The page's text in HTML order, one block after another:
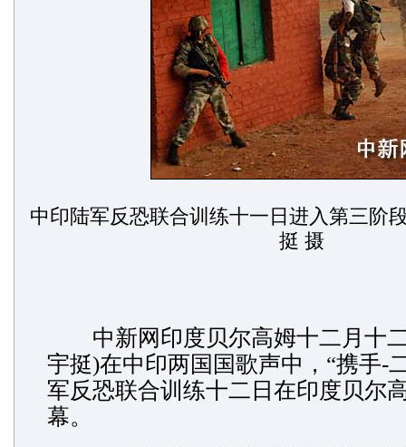
中印陆军反恐联合训练十一日进入第三阶
挺 摄
中新网印度贝尔高姆十二月十
宇挺)在中印两国国歌声中，“携手-
军反恐联合训练十二日在印度贝尔
幕。